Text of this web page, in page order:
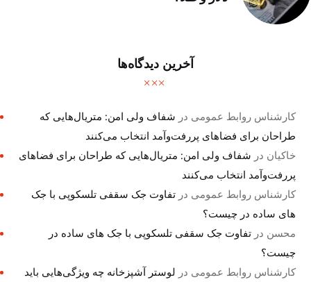
آخرین دیدگاه‌ها
کارشناس روابط عمومی در شفاف ولی امن: متریال‌هایی که
طراحان برای فضاهای پررفت‌وآمد انتخاب می‌کنند
خاکیان در شفاف ولی امن: متریال‌هایی که طراحان برای فضاهای
پررفت‌وآمد انتخاب می‌کنند
کارشناس روابط عمومی درتفاوت جک سقفی تلسکوپی با جک
های ساده در چیست؟
محسن درتفاوت جک سقفی تلسکوپی با جک های ساده در
چیست؟
کارشناس روابط عمومی در لوستر آشپزخانه چه ویژگی‌هایی باید